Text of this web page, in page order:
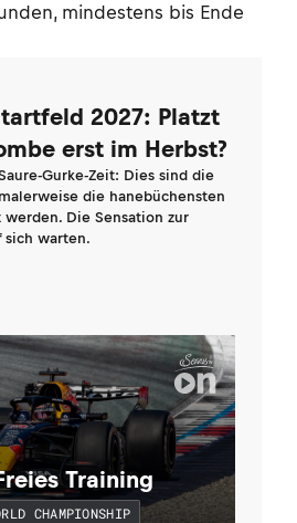
mindestens bis Ende
2027: Platzt
erst im Herbst?
Gurke-Zeit: Dies sind die
die hanebüchensten
Die Sensation zur
sich warten.
Training
CHAMPIONSHIP